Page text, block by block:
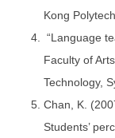
Kong
“Language
Faculty of
Technology,
Chan, K.
Students’